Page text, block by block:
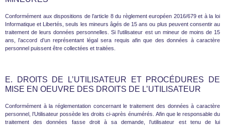
Conformément aux dispositions de l’article 8 du règlement européen 2016/679 et à la loi
Informatique et Libertés, seuls les mineurs âgés de 15 ans ou plus peuvent consentir au
traitement de leurs données personnelles. Si l’utilisateur est un mineur de moins de 15
ans, l’accord d’un représentant légal sera requis afin que des données à caractère
personnel puissent être collectées et traitées.
E. DROITS DE L’UTILISATEUR ET PROCÉDURES DE
MISE EN OEUVRE DES DROITS DE L’UTILISATEUR
Conformément à la réglementation concernant le traitement des données à caractère
personnel, l’Utilisateur possède les droits ci-après énumérés. Afin que le responsable du
traitement des données fasse droit à sa demande, l’utilisateur est tenu de lui